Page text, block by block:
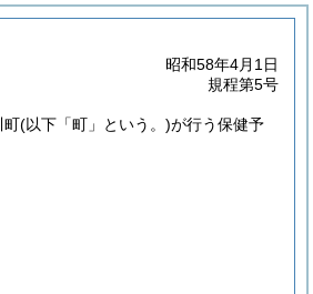
昭和58年4月1日
規程第5号
町(以下「町」という。)が行う保健予